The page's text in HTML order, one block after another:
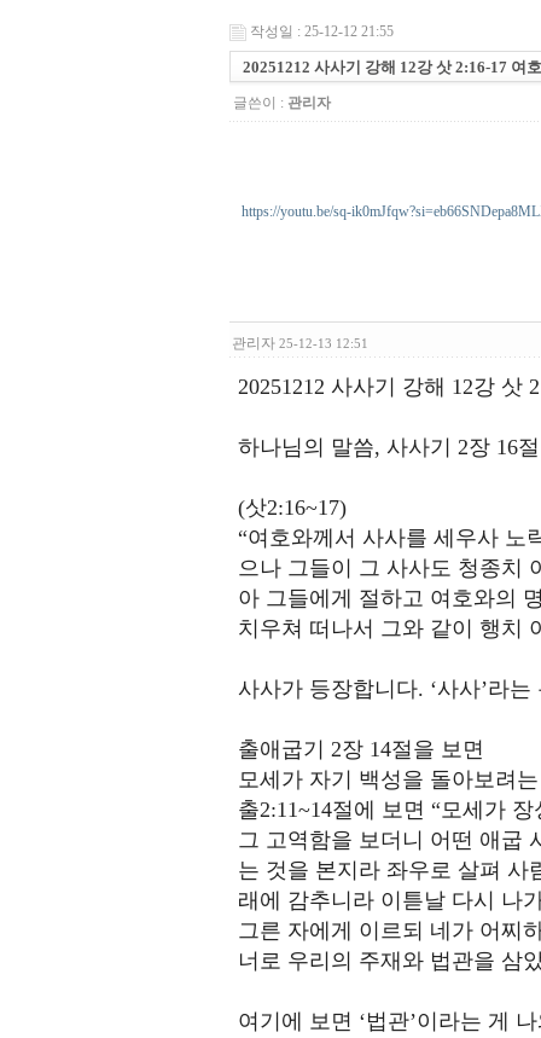
작성일 : 25-12-12 21:55
20251212 사사기 강해 12강 삿 2:16-17 여
글쓴이 : 관리자
https://youtu.be/sq-
관리자 25-12-13 12:51
20251212 사사기 강해 12강 삿
하나님의 말씀, 사사기 2장 16
(삿2:16~17)
“여호와께서 사사를 세우사 노
으나 그들이 그 사사도 청종치
아 그들에게 절하고 여호와의
치우쳐 떠나서 그와 같이 행치
사사가 등장합니다. ‘사사’라
출애굽기 2장 14절을 보면
모세가 자기 백성을 돌아보려
출2:11~14절에 보면 “모세가
그 고역함을 보더니 어떤 애굽
는 것을 본지라 좌우로 살펴 사
래에 감추니라 이튿날 다시 나
그른 자에게 이르되 네가 어찌
너로 우리의 주재와 법관을 삼
여기에 보면 ‘법관’이라는 게